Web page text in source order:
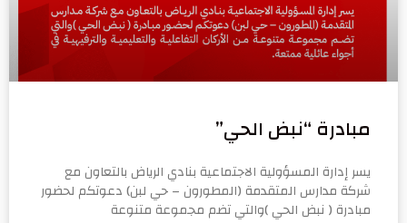
مبادرة “نبض الحي”
يسر إدارة المسؤولية الاجتماعية بنادي الرياض بالتعاون مع
شركة مدارس المتقدمة (المطورون – حي لبن) دعوتكم لحضور
مبادرة ( نبض الحي )والتي تضم مجموعة متنوعة